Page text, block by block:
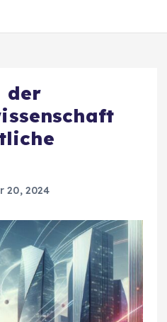
der
20, 2024